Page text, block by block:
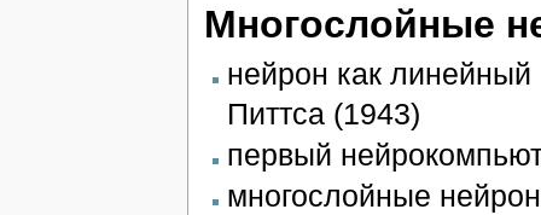
Многослойные
нейрон как
Питтса (1943)
первый
многослойные